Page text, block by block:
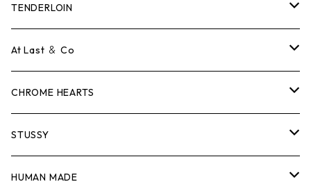
Tシャツ
ロンTEE
スウェット/ニット
シャツ
ジャケット
TENDERLOIN
Tシャツ
ロンTEE
スウェット/ニット
シャツ
At Last ＆ Co
Tシャツ
ロンTEE
スウェット/ニット
CHROME HEARTS
Tシャツ
ロンTEE
STUSSY
Tシャツ
HUMAN MADE